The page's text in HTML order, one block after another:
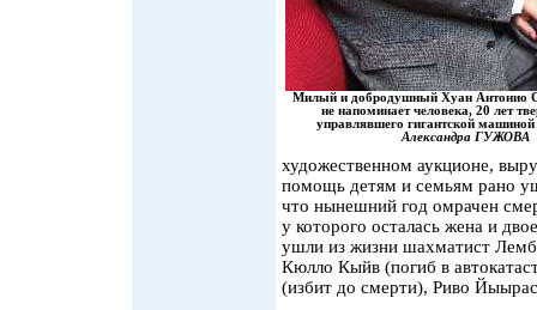
Милый и добродушный Хуан Антонио
не напоминает человека, 20 лет
управлявшего гигантской
Александра ГУЖОВА
художественном аукционе,
помощь детям и семьям рано
что нынешний год омрачен
у которого осталась жена и
ушли из жизни шахматист
Кюлло Кыйв (погиб в
(избит до смерти), Риво